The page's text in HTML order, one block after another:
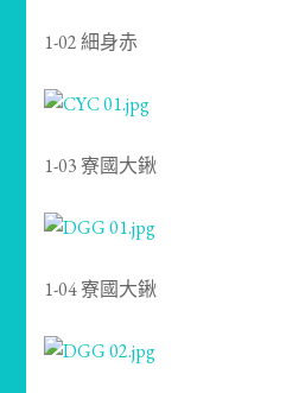
1-02 細身赤
1-03 寮國大鍬
1-04 寮國大鍬